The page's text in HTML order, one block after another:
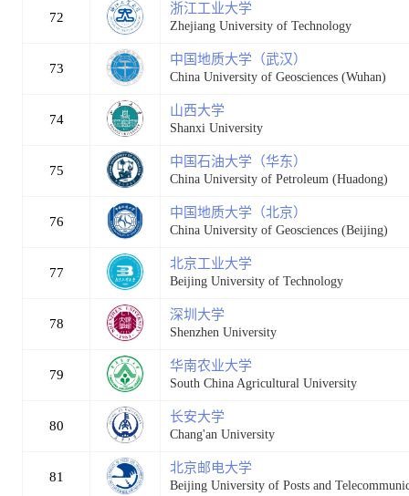
72
浙江工业大学
Zhejiang University of Technology
73
中国地质大学（武汉）
China University of Geosciences (Wuhan)
74
山西大学
Shanxi University
75
中国石油大学（华东）
China University of Petroleum (Huadong)
76
中国地质大学（北京）
China University of Geosciences (Beijing)
77
北京工业大学
Beijing University of Technology
78
深圳大学
Shenzhen University
79
华南农业大学
South China Agricultural University
80
长安大学
Chang'an University
81
北京邮电大学
Beijing University of Posts and